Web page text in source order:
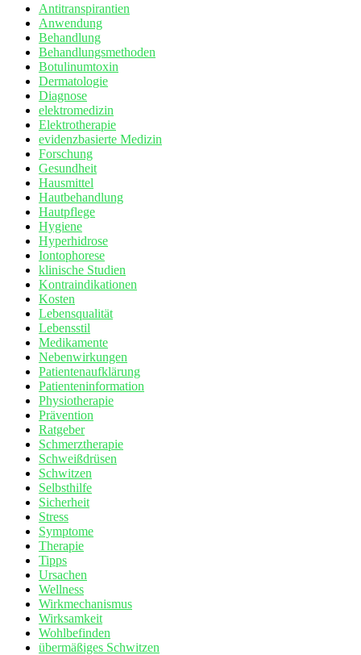
Antitranspirantien
Anwendung
Behandlung
Behandlungsmethoden
Botulinumtoxin
Dermatologie
Diagnose
elektromedizin
Elektrotherapie
evidenzbasierte Medizin
Forschung
Gesundheit
Hausmittel
Hautbehandlung
Hautpflege
Hygiene
Hyperhidrose
Iontophorese
klinische Studien
Kontraindikationen
Kosten
Lebensqualität
Lebensstil
Medikamente
Nebenwirkungen
Patientenaufklärung
Patienteninformation
Physiotherapie
Prävention
Ratgeber
Schmerztherapie
Schweißdrüsen
Schwitzen
Selbsthilfe
Sicherheit
Stress
Symptome
Therapie
Tipps
Ursachen
Wellness
Wirkmechanismus
Wirksamkeit
Wohlbefinden
übermäßiges Schwitzen